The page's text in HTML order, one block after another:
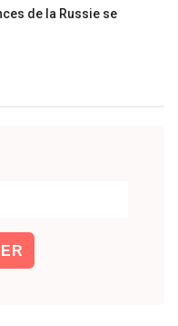
de la Russie se